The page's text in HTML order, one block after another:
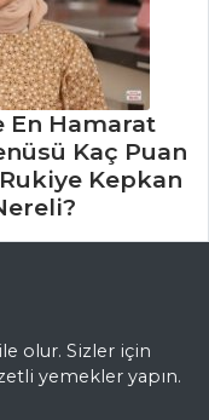
En Hamarat
Kaç Puan
Kepkan
olur. Sizler için
yemekler yapın.